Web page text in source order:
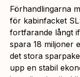
Förhandlingarna
för kabinfacket
fortfarande långt
spara 18 miljoner
det stora
upp en stabil